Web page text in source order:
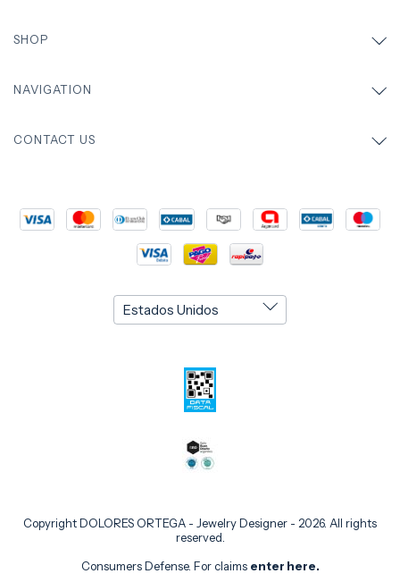
SHOP
NAVIGATION
CONTACT US
Copyright DOLORES ORTEGA - Jewelry Designer - 2026. All rights
reserved.
Consumers Defense. For claims enter here.